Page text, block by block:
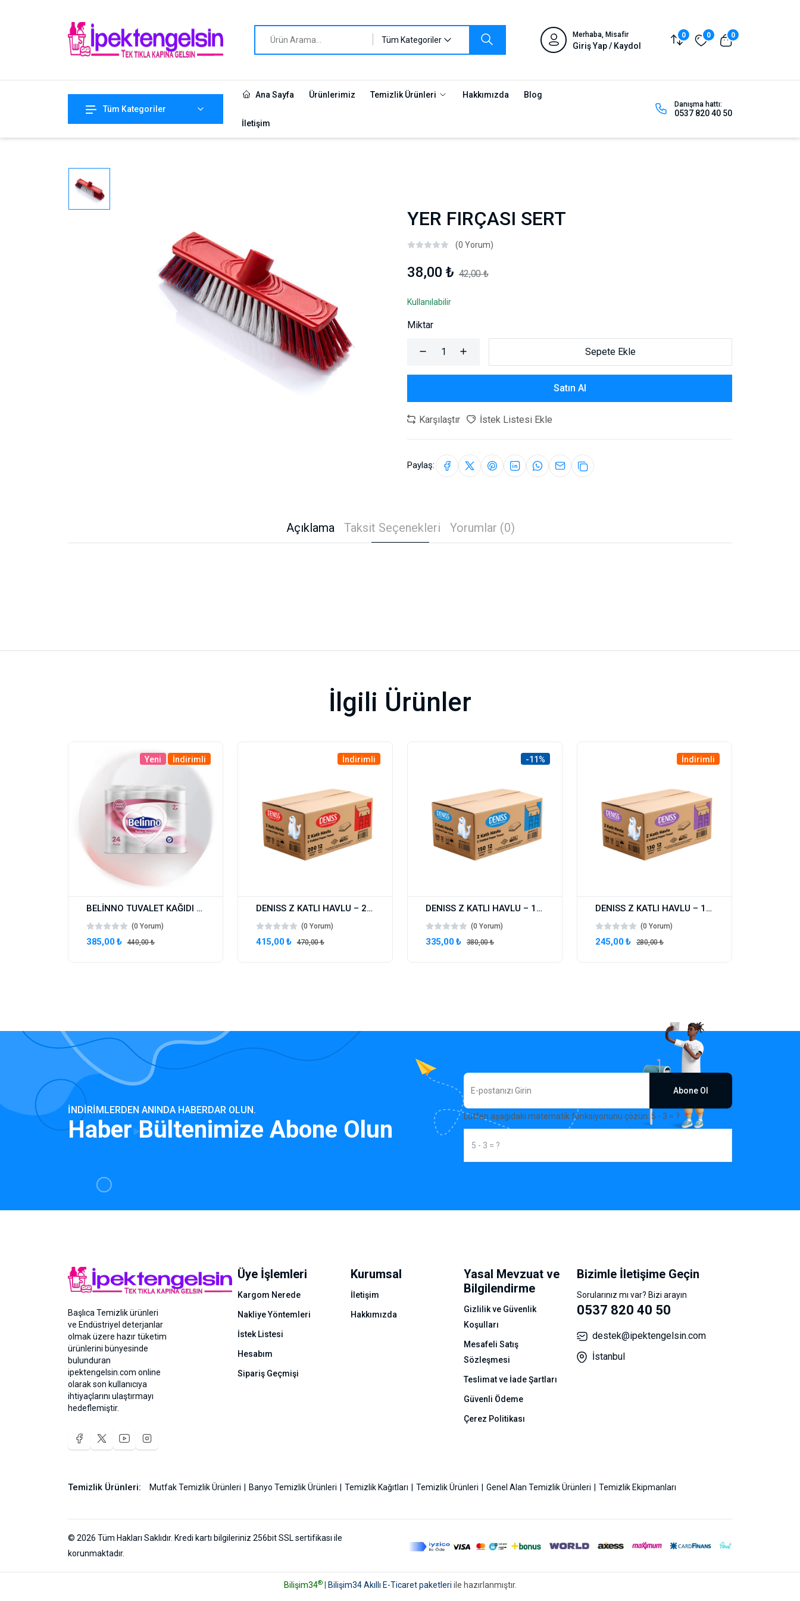
Tüm Kategoriler
Merhaba, Misafir
Giriş Yap / Kaydol
0 0 0
Tüm Kategoriler
Ana Sayfa Ürünlerimiz Temizlik Ürünleri Hakkımızda Blog
İletişim
Danışma hattı:
0537 820 40 50
YER FIRÇASI SERT
(0 Yorum)
38,00 ₺ 42,00 ₺
Kullanılabilir
Miktar
Sepete Ekle
Satın Al
Karşılaştır İstek Listesi Ekle
Paylaş:
Açıklama Taksit Seçenekleri Yorumlar (0)
İlgili Ürünler
Yeni İndirimli
BELİNNO TUVALET KAĞIDI 3X24 72 ADET
(0 Yorum)
385,00 ₺ 440,00 ₺
İndirimli
DENISS Z KATLI HAVLU – 200 YAPRAK
(0 Yorum)
415,00 ₺ 470,00 ₺
-11%
DENISS Z KATLI HAVLU – 150 YAPRAK
(0 Yorum)
335,00 ₺ 380,00 ₺
İndirimli
DENISS Z KATLI HAVLU – 130 YAPRAK
(0 Yorum)
245,00 ₺ 280,00 ₺
İNDIRIMLERDEN ANINDA HABERDAR OLUN.
Haber Bültenimize Abone Olun Lütfen aşağıdaki matematik fonksiyonunu çözün: 5 - 3 = ?
Abone Ol
Başlıca Temizlik ürünleri
ve Endüstriyel deterjanlar
olmak üzere hazır tüketim
ürünlerini bünyesinde
bulunduran
ipektengelsin.com online
olarak son kullanıcıya
ihtiyaçlarını ulaştırmayı
hedeflemiştir.
Üye İşlemleri
Kargom Nerede
Nakliye Yöntemleri
İstek Listesi
Hesabım
Sipariş Geçmişi
Kurumsal
İletişim
Hakkımızda
Yasal Mevzuat ve
Bilgilendirme
Gizlilik ve Güvenlik
Koşulları
Mesafeli Satış
Sözleşmesi
Teslimat ve İade Şartları
Güvenli Ödeme
Çerez Politikası
Bizimle İletişime Geçin
Sorularınız mı var? Bizi arayın
0537 820 40 50
destek@ipektengelsin.com
İstanbul
Temizlik Ürünleri: Mutfak Temizlik Ürünleri Banyo Temizlik Ürünleri Temizlik Kağıtları Temizlik Ürünleri Genel Alan Temizlik Ürünleri Temizlik Ekipmanları
© 2026 Tüm Hakları Saklıdır. Kredi kartı bilgileriniz 256bit SSL sertifikası ile
korunmaktadır.
Bilişim34®| Bilişim34 Akıllı E-Ticaret paketleri ile hazırlanmıştır.